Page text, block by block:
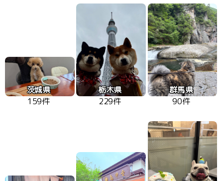
茨城県
159件
栃木県
229件
群馬県
90件